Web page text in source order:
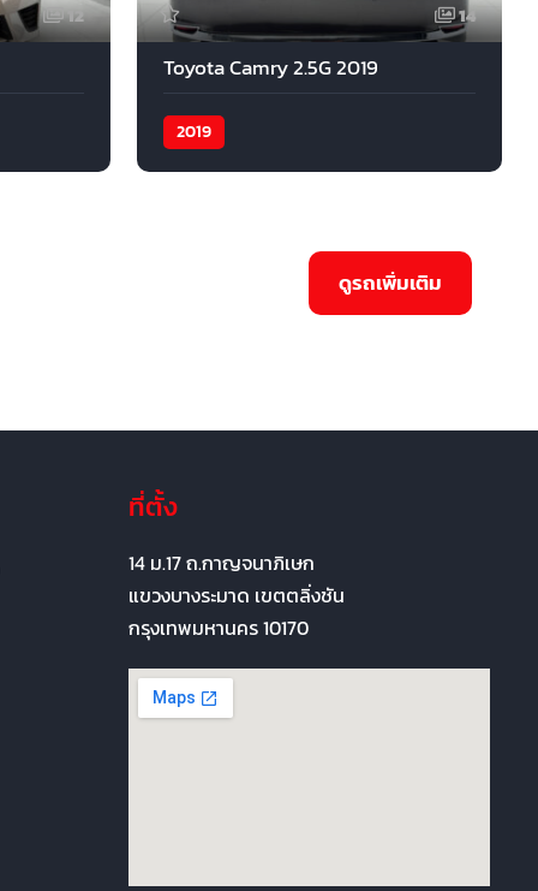
12 14
Toyota Camry 2.5G 2019
2019
ที่ตั้ง
14 ม.17 ถ.กาญจนาภิเษก
แขวงบางระมาด เขตตลิ่งชัน
กรุงเทพมหานคร 10170